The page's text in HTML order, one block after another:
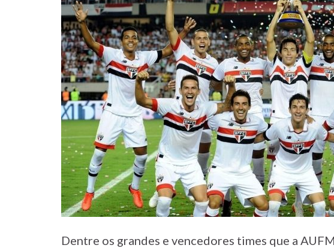
Dentre os grandes e vencedores times que a